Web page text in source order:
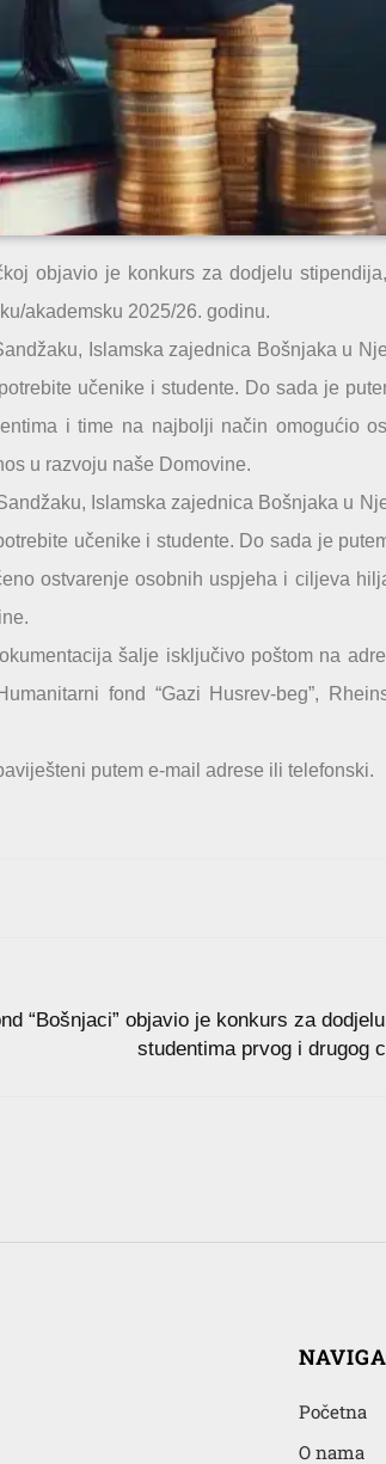
objavio je konkurs za dodjelu
akademsku 2025/26. godinu.
Islamska zajednica Bošnjaka u
učenike i studente. Do sada je
i time na najbolji način omogućio
u razvoju naše Domovine.
Islamska zajednica Bošnjaka u
učenike i studente. Do sada je
ostvarenje osobnih uspjeha i ciljeva
šalje isključivo poštom na
fond “Gazi Husrev-beg”,
putem e-mail adrese ili telefonski.
“Bošnjaci” objavio je konkurs za
studentima prvog i drugog
Početna
O nama